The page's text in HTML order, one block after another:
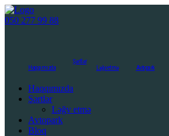
050 277 99 88
Haqqımızda
Şərtlər
Ləğv etmə
Avtopark
Haqqımızda
Şərtlər
Ləğv etmə
Avtopark
Bloq